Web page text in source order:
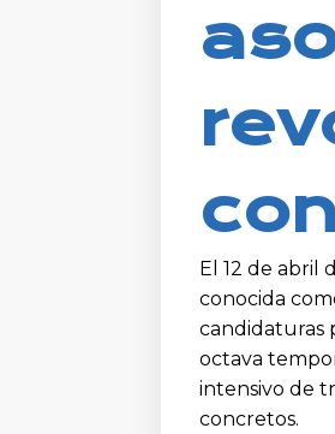
El 12 de abril
conocida
candidaturas
octava
intensivo de
concretos.